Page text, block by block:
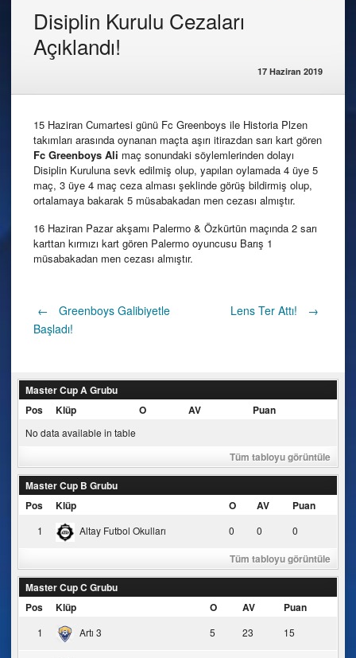
Disiplin Kurulu Cezaları
Açıklandı!
17 Haziran 2019
15 Haziran Cumartesi günü Fc Greenboys ile Historia Plzen
takımları arasında oynanan maçta aşırı itirazdan sarı kart gören
Fc Greenboys Ali maç sonundaki söylemlerinden dolayı
Disiplin Kuruluna sevk edilmiş olup, yapılan oylamada 4 üye 5
maç, 3 üye 4 maç ceza alması şeklinde görüş bildirmiş olup,
ortalamaya bakarak 5 müsabakadan men cezası almıştır.
16 Haziran Pazar akşamı Palermo & Özkürtün maçında 2 sarı
karttan kırmızı kart gören Palermo oyuncusu Barış 1
müsabakadan men cezası almıştır.
Post
←
Greenboys Galibiyetle
Başladı!
Lens Ter Attı! →
Master Cup A Grubu
Pos
Klüp O AV Puan
No data available in table
Tüm tabloyu görüntüle
Master Cup B Grubu
Pos
Klüp O AV Puan
1 Altay Futbol Okulları 0 0 0
Tüm tabloyu görüntüle
Master Cup C Grubu
Pos
Klüp O AV Puan
1 Artı 3 5 23 15